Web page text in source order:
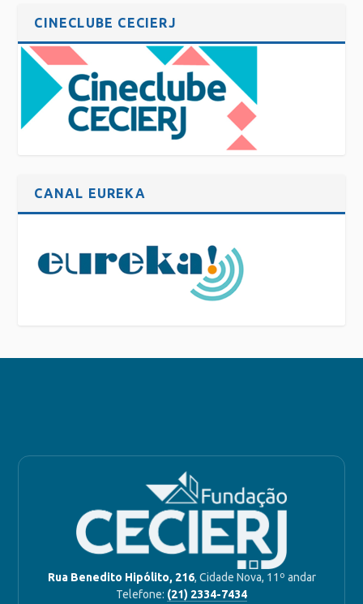
CINECLUBE CECIERJ
CANAL EUREKA
Rua Benedito Hipólito, 216, Cidade Nova, 11º andar
Telefone: (21) 2334-7434